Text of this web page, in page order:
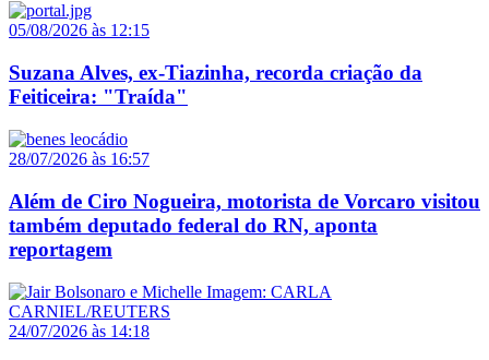
05/08/2026 às 12:15
Suzana Alves, ex-Tiazinha, recorda criação da
Feiticeira: "Traída"
28/07/2026 às 16:57
Além de Ciro Nogueira, motorista de Vorcaro visitou
também deputado federal do RN, aponta
reportagem
24/07/2026 às 14:18